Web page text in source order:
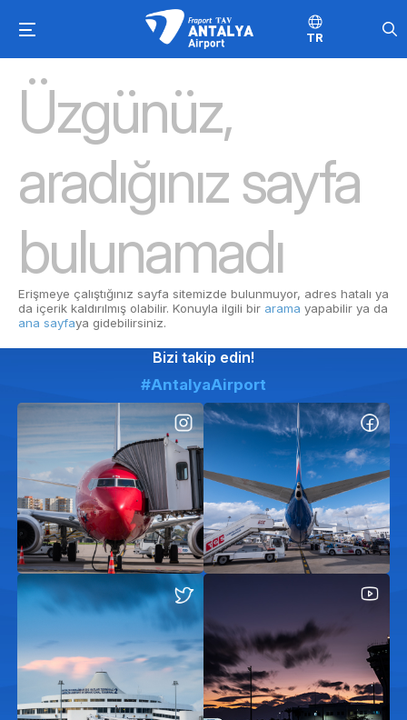
TR
Üzgünüz,
aradığınız sayfa
bulunamadı
Erişmeye çalıştığınız sayfa sitemizde bulunmuyor, adres hatalı ya
da içerik kaldırılmış olabilir. Konuyla ilgili bir arama yapabilir ya da
ana sayfaya gidebilirsiniz.
Bizi takip edin!
#AntalyaAirport